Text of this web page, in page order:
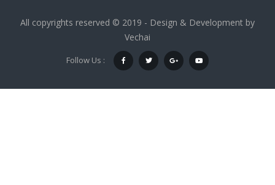
All copyrights reserved © 2019 - Design & Development by
Vechai
Follow Us :